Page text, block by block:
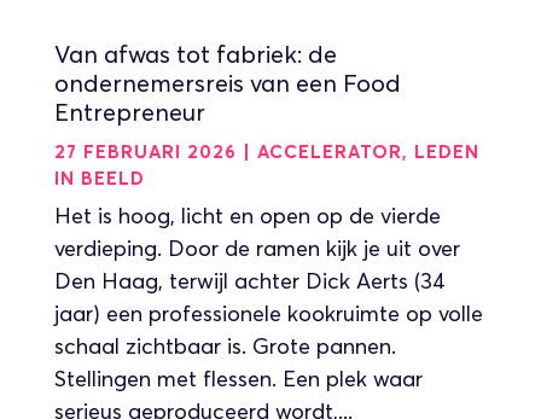
Van afwas tot fabriek: de
ondernemersreis van een Food
Entrepreneur
27 FEBRUARI 2026 ACCELERATOR, LEDEN
IN BEELD
Het is hoog, licht en open op de vierde
verdieping. Door de ramen kijk je uit over
Den Haag, terwijl achter Dick Aerts (34
jaar) een professionele kookruimte op volle
schaal zichtbaar is. Grote pannen.
Stellingen met flessen. Een plek waar
serieus geproduceerd wordt,...